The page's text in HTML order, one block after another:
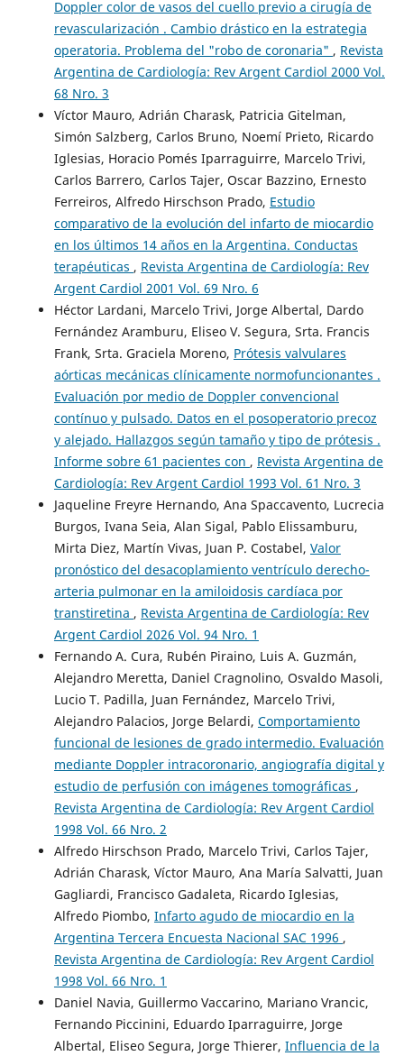
Doppler color de vasos del cuello previo a cirugía de
revascularización . Cambio drástico en la estrategia
operatoria. Problema del "robo de coronaria" , Revista
Argentina de Cardiología: Rev Argent Cardiol 2000 Vol.
68 Nro. 3
Víctor Mauro, Adrián Charask, Patricia Gitelman,
Simón Salzberg, Carlos Bruno, Noemí Prieto, Ricardo
Iglesias, Horacio Pomés Iparraguirre, Marcelo Trivi,
Carlos Barrero, Carlos Tajer, Oscar Bazzino, Ernesto
Ferreiros, Alfredo Hirschson Prado, Estudio
comparativo de la evolución del infarto de miocardio
en los últimos 14 años en la Argentina. Conductas
terapéuticas , Revista Argentina de Cardiología: Rev
Argent Cardiol 2001 Vol. 69 Nro. 6
Héctor Lardani, Marcelo Trivi, Jorge Albertal, Dardo
Fernández Aramburu, Eliseo V. Segura, Srta. Francis
Frank, Srta. Graciela Moreno, Prótesis valvulares
aórticas mecánicas clínicamente normofuncionantes .
Evaluación por medio de Doppler convencional
contínuo y pulsado. Datos en el posoperatorio precoz
y alejado. Hallazgos según tamaño y tipo de prótesis .
Informe sobre 61 pacientes con , Revista Argentina de
Cardiología: Rev Argent Cardiol 1993 Vol. 61 Nro. 3
Jaqueline Freyre Hernando, Ana Spaccavento, Lucrecia
Burgos, Ivana Seia, Alan Sigal, Pablo Elissamburu,
Mirta Diez, Martín Vivas, Juan P. Costabel, Valor
pronóstico del desacoplamiento ventrículo derecho-
arteria pulmonar en la amiloidosis cardíaca por
transtiretina , Revista Argentina de Cardiología: Rev
Argent Cardiol 2026 Vol. 94 Nro. 1
Fernando A. Cura, Rubén Piraino, Luis A. Guzmán,
Alejandro Meretta, Daniel Cragnolino, Osvaldo Masoli,
Lucio T. Padilla, Juan Fernández, Marcelo Trivi,
Alejandro Palacios, Jorge Belardi, Comportamiento
funcional de lesiones de grado intermedio. Evaluación
mediante Doppler intracoronario, angiografía digital y
estudio de perfusión con imágenes tomográficas ,
Revista Argentina de Cardiología: Rev Argent Cardiol
1998 Vol. 66 Nro. 2
Alfredo Hirschson Prado, Marcelo Trivi, Carlos Tajer,
Adrián Charask, Víctor Mauro, Ana María Salvatti, Juan
Gagliardi, Francisco Gadaleta, Ricardo Iglesias,
Alfredo Piombo, Infarto agudo de miocardio en la
Argentina Tercera Encuesta Nacional SAC 1996 ,
Revista Argentina de Cardiología: Rev Argent Cardiol
1998 Vol. 66 Nro. 1
Daniel Navia, Guillermo Vaccarino, Mariano Vrancic,
Fernando Piccinini, Eduardo Iparraguirre, Jorge
Albertal, Eliseo Segura, Jorge Thierer, Influencia de la